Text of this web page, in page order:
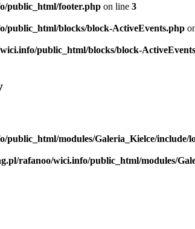
public_html/footer.php on line 3
public_html/blocks/block-ActiveEvents.php
public_html/blocks/block-
public_html/modules/Galeria_Kielce/include/
rafanoo/wici.info/public_html/modules/